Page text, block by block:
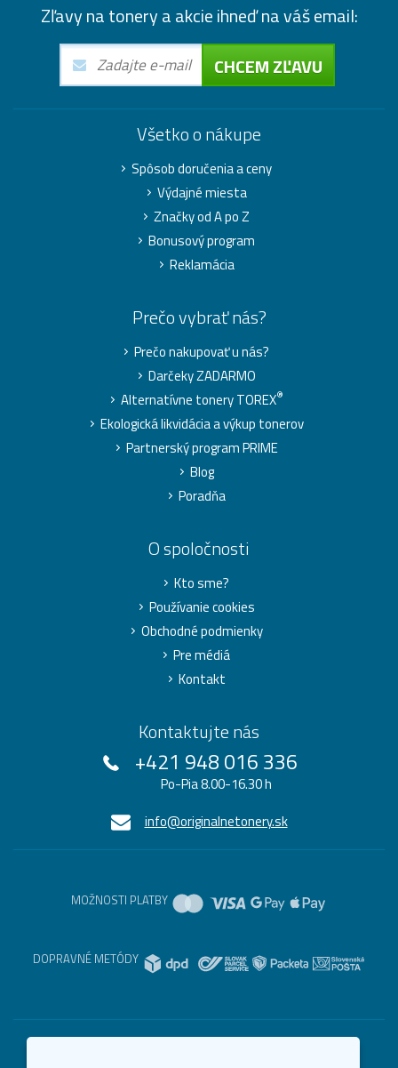
Zľavy na tonery a akcie ihneď na váš email:
CHCEM ZĽAVU
Všetko o nákupe
Spôsob doručenia a ceny
Výdajné miesta
Značky od A po Z
Bonusový program
Reklamácia
Prečo vybrať nás?
Prečo nakupovať u nás?
Darčeky ZADARMO
Alternatívne tonery TOREX®
Ekologická likvidácia a výkup tonerov
Partnerský program PRIME
Blog
Poradňa
O spoločnosti
Kto sme?
Používanie cookies
Obchodné podmienky
Pre médiá
Kontakt
Kontaktujte nás
+421 948 016 336
Po-Pia 8.00-16.30 h
info@originalnetonery.sk
MOŽNOSTI PLATBY
DOPRAVNÉ METÓDY